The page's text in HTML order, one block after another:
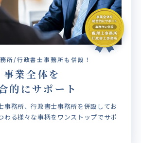
所/行政書士事務所も併設！
事業全体を
的にサポート
事務所、行政書士事務所を併設してお
わる様々な事柄をワンストップでサポ